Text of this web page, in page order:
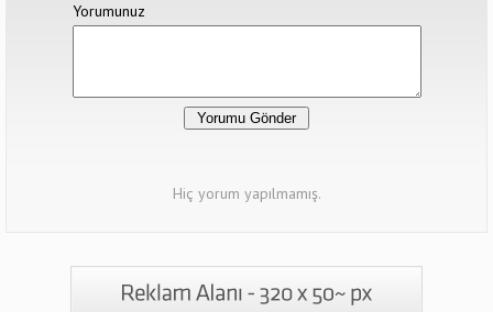
Yorumunuz
Hiç yorum yapılmamış.